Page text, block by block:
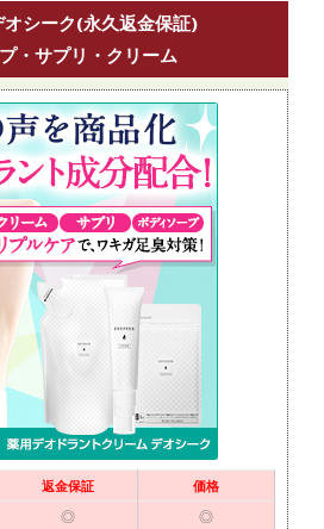
シーク(永久返金保証)
・サプリ・クリーム
返金保証 価格
◎
◎